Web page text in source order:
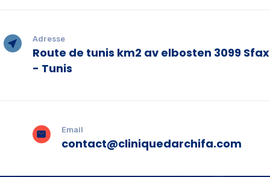
Adresse
Route de tunis km2 av elbosten 3099 Sfax
- Tunis
Email
contact@cliniquedarchifa.com